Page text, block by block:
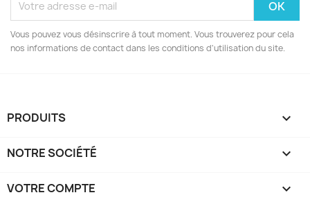
Vous pouvez vous désinscrire à tout moment. Vous trouverez pour cela
nos informations de contact dans les conditions d'utilisation du site.
PRODUITS 
NOTRE SOCIÉTÉ 
VOTRE COMPTE 